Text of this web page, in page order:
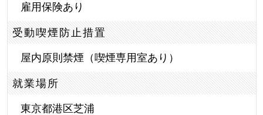
雇用保険あり
受動喫煙防止措置
屋内原則禁煙（喫煙専用室あり）
就業場所
東京都港区芝浦